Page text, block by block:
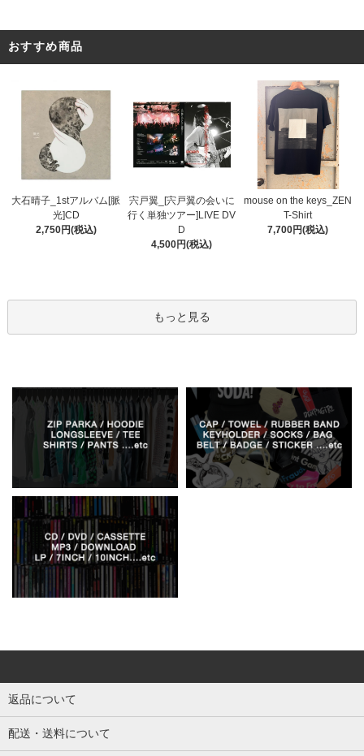
おすすめ商品
大石晴子_1stアルバム[脈
光]CD
2,750円(税込)
宍戸翼_[宍戸翼の会いに
行く単独ツアー]LIVE DV
D
4,500円(税込)
mouse on the keys_ZEN
T-Shirt
7,700円(税込)
もっと見る
返品について
配送・送料について